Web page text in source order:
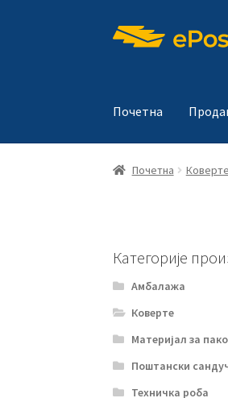
Прескочи
Скочи
Почетна
Почетна Коверте
Категорије
Амбалажа
Коверте
Материјал за
Поштански
Техничка роба